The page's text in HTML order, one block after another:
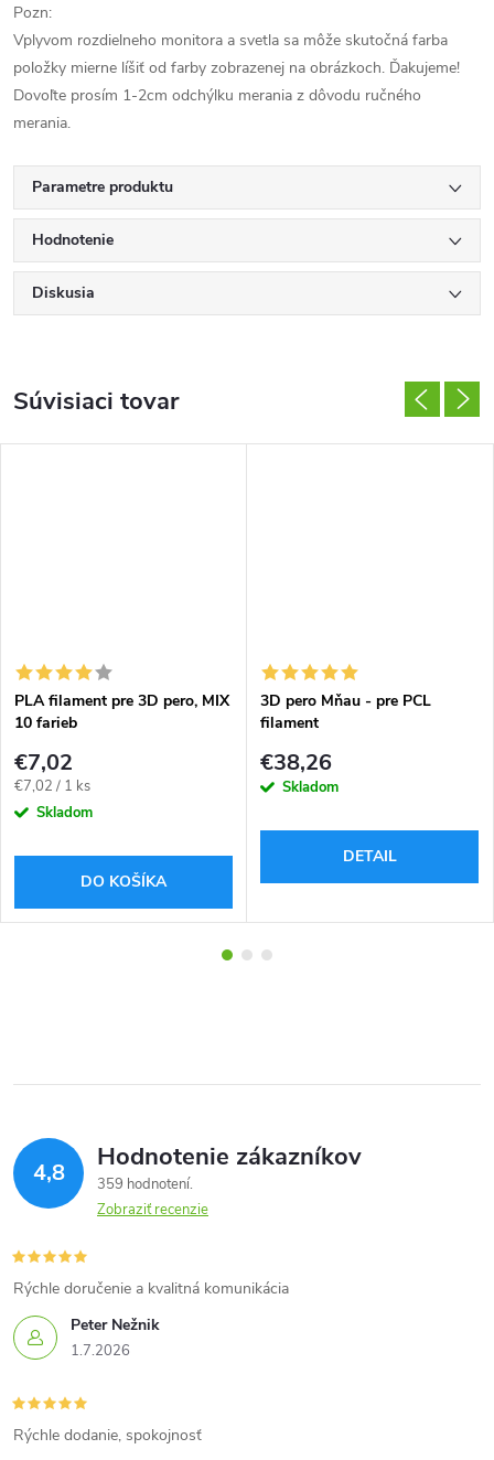
Pozn:
Vplyvom rozdielneho monitora a svetla sa môže skutočná farba
položky mierne líšiť od farby zobrazenej na obrázkoch. Ďakujeme!
Dovoľte prosím 1-2cm odchýlku merania z dôvodu ručného
merania.
Parametre produktu
Hodnotenie
Diskusia
Súvisiaci tovar
PLA filament pre 3D pero, MIX
10 farieb
€7,02
Jednotková
cena:
€7,02 / 1 ks
Skladom
DO KOŠÍKA
3D pero Mňau - pre PCL
filament
€38,26
Skladom
DETAIL
4,8 Hodnotenie zákazníkov
359 hodnotení
Zobraziť recenzie
Peter Nežnik
1.7.2026
Rýchle doručenie a kvalitná komunikácia
Rýchle dodanie, spokojnosť